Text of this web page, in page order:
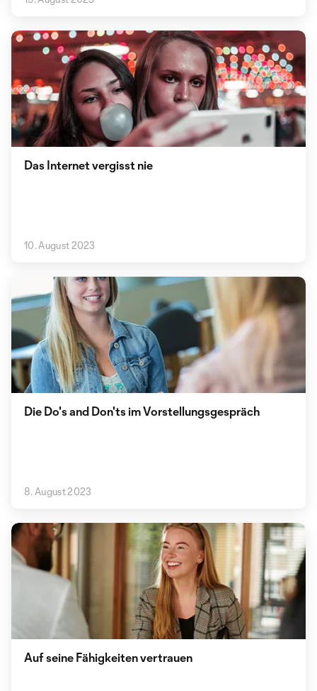
Das Internet vergisst nie
10. August 2023
Die Do's and Don'ts im Vorstellungsgespräch
8. August 2023
Auf seine Fähigkeiten vertrauen